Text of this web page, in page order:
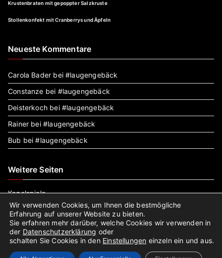
Krustenbraten mit gepoppter Salzkruste
Stollenkonfekt mit Cranberrys und Äpfeln
Neueste Kommentare
Carola Bader bei#laugengebäck
Constanze bei #laugengebäck
Deisterkochbei #laugengebäck
Rainer bei #laugengebäck
Bub bei#laugengebäck
Weitere Seiten
Kegelspiele
Hausautomatisierung
Wir verwenden Cookies, um Ihnen die bestmögliche
Erfahrung auf unserer Website zu bieten.
Sie erfahren mehr darüber, welche Cookies wir verwenden in
der Datenschutzerklärung oder
schalten Sie Cookies in den Einstellungen einzeln ein und aus.